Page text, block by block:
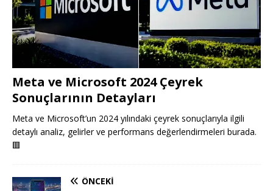
Meta ve Microsoft 2024 Çeyrek
Sonuçlarının Detayları
Meta ve Microsoft’un 2024 yılındaki çeyrek sonuçlarıyla ilgili
detaylı analiz, gelirler ve performans değerlendirmeleri burada.
🟥
ÖNCEKI